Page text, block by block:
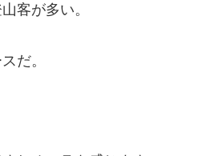
客が多い。
だ。